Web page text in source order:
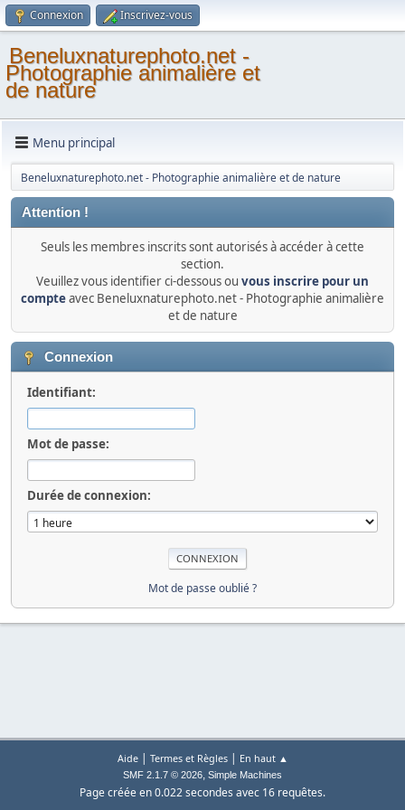
Connexion Inscrivez-vous
Beneluxnaturephoto.net -
Photographie animalière et
de nature
Menu principal
Beneluxnaturephoto.net - Photographie animalière et de nature
Attention !
Seuls les membres inscrits sont autorisés à accéder à cette
section.
Veuillez vous identifier ci-dessous ou vous inscrire pour un
compteavec Beneluxnaturephoto.net - Photographie animalière
et de nature
Connexion
Identifiant:
Mot de passe:
Durée de connexion:
Mot de passe oublié ?
Aide| Termes et Règles| En haut ▲
SMF 2.1.7 © 2026, Simple Machines
Page créée en 0.022 secondes avec 16 requêtes.